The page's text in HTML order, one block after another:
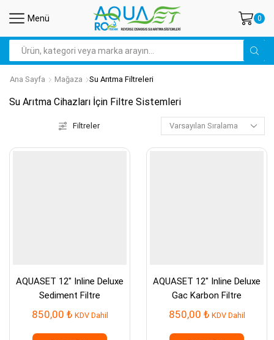
Menü 0
Arama
Ana Sayfa Mağaza Su Arıtma Filtreleri
Su Arıtma Cihazları İçin Filtre Sistemleri
Filtreler
AQUASET 12″ Inline Deluxe
Sediment Filtre
850,00 ₺ KDV Dahil
AQUASET 12″ Inline Deluxe
Gac Karbon Filtre
850,00 ₺ KDV Dahil